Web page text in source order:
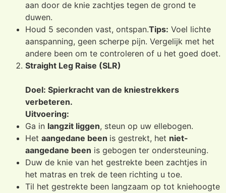
aan door de knie zachtjes tegen de grond te
duwen.
Houd 5 seconden vast, ontspan.Tips: Voel lichte
aanspanning, geen scherpe pijn. Vergelijk met het
andere been om te controleren of u het goed doet.
Straight Leg Raise (SLR)
Doel: Spierkracht van de kniestrekkers
verbeteren.
Uitvoering:
Ga in langzit liggen, steun op uw ellebogen.
Het aangedane been is gestrekt, het niet-
aangedane been is gebogen ter ondersteuning.
Duw de knie van het gestrekte been zachtjes in
het matras en trek de teen richting u toe.
Til het gestrekte been langzaam op tot kniehoogte